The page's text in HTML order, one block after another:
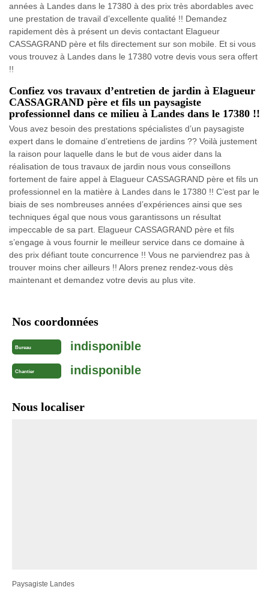
années à Landes dans le 17380 à des prix très abordables avec
une prestation de travail d’excellente qualité !! Demandez
rapidement dès à présent un devis contactant Elagueur
CASSAGRAND père et fils directement sur son mobile. Et si vous
vous trouvez à Landes dans le 17380 votre devis vous sera offert
!!
Confiez vos travaux d’entretien de jardin à Elagueur
CASSAGRAND père et fils un paysagiste
professionnel dans ce milieu à Landes dans le 17380 !!
Vous avez besoin des prestations spécialistes d’un paysagiste
expert dans le domaine d’entretiens de jardins ?? Voilà justement
la raison pour laquelle dans le but de vous aider dans la
réalisation de tous travaux de jardin nous vous conseillons
fortement de faire appel à Elagueur CASSAGRAND père et fils un
professionnel en la matière à Landes dans le 17380 !! C’est par le
biais de ses nombreuses années d’expériences ainsi que ses
techniques égal que nous vous garantissons un résultat
impeccable de sa part. Elagueur CASSAGRAND père et fils
s’engage à vous fournir le meilleur service dans ce domaine à
des prix défiant toute concurrence !! Vous ne parviendrez pas à
trouver moins cher ailleurs !! Alors prenez rendez-vous dès
maintenant et demandez votre devis au plus vite.
Nos coordonnées
Bureau indisponible
Chantier indisponible
Nous localiser
Paysagiste Landes